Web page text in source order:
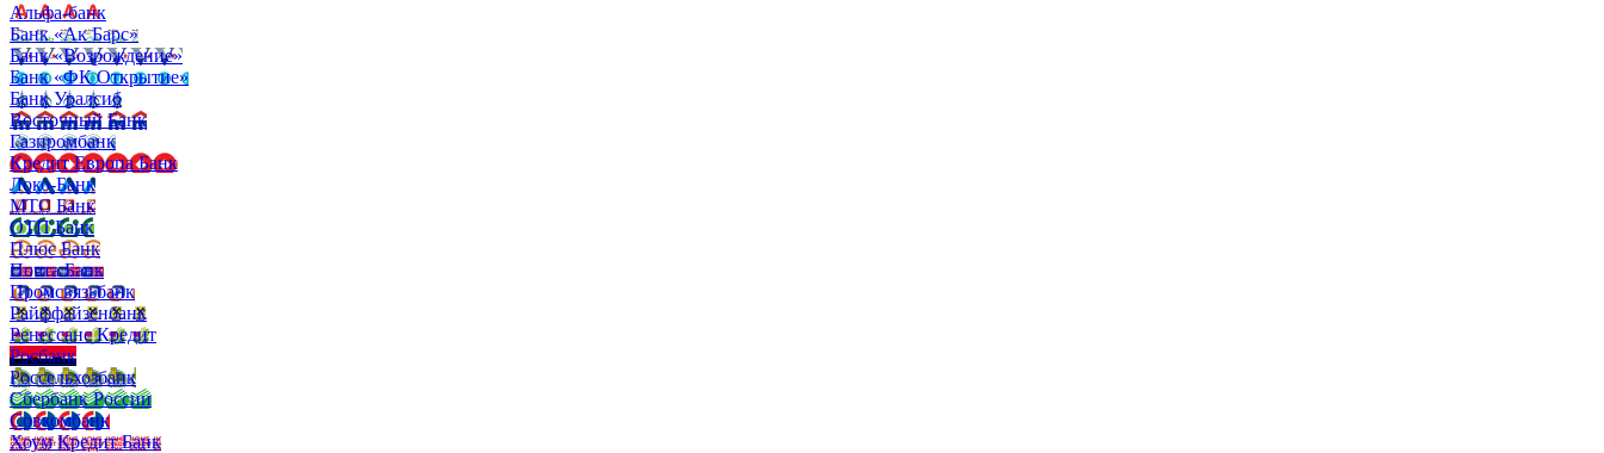
Альфа-банк
Банк «Ак Барс»
Банк «Возрождение»
Банк «ФК Открытие»
Банк Уралсиб
Восточный Банк
Газпромбанк
Кредит Европа Банк
Локо-Банк
МТС Банк
ОТП Банк
Плюс Банк
Почта Банк
Промсвязьбанк
Райффайзенбанк
Ренессанс Кредит
Росбанк
Россельхозбанк
Сбербанк России
Совкомбанк
Хоум Кредит Банк